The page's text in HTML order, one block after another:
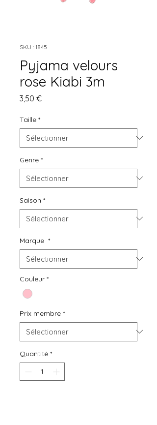
SKU : 1845
Pyjama velours
rose Kiabi 3m
3,50 €Prix
Taille *
Genre *
Saison *
Marque *
Couleur *
Prix membre *
Quantité *